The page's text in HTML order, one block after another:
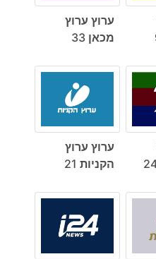
ערוץ ערוץ
מכאן 33
ערוץ ערוץ
הקניות 21